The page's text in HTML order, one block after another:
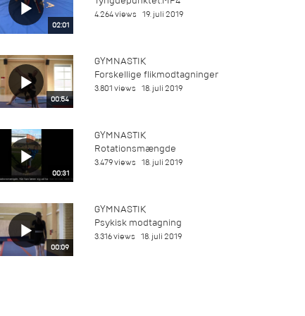
02:01
4.264 views 19. juli 2019
00:54
GYMNASTIK
Forskellige flikmodtagninger
3.801 views 18. juli 2019
00:31
GYMNASTIK
Rotationsmængde
3.479 views 18. juli 2019
00:09
GYMNASTIK
Psykisk modtagning
3.316 views 18. juli 2019